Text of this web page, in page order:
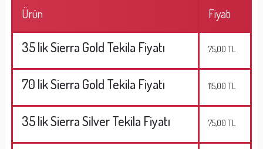
Ürün Fiyatı
35 lik Sierra Gold Tekila Fiyatı 75,00 TL
70 lik Sierra Gold Tekila Fiyatı 115,00 TL
35 lik Sierra Silver Tekila Fiyatı 75,00 TL